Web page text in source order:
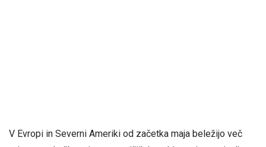
V Evropi in Severni Ameriki od začetka maja beležijo več